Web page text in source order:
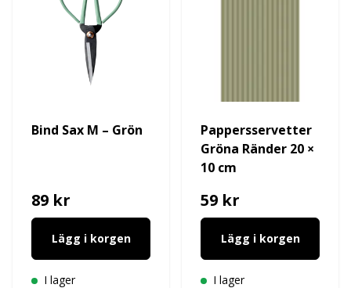
Bind Sax M – Grön
89 kr
Lägg i korgen
I lager
Pappersservetter
Gröna Ränder 20 ×
10 cm
59 kr
Lägg i korgen
I lager